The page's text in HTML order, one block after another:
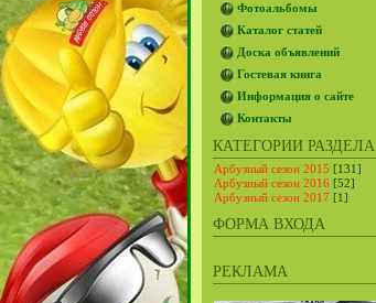
Фотоальбомы
Каталог статей
Доска объявлений
Гостевая книга
Информация о сайте
Контакты
КАТЕГОРИИ РАЗДЕЛА
Арбузный сезон 2015 [131]
Арбузный сезон 2016 [52]
Арбузный сезон 2017 [1]
ФОРМА ВХОДА
РЕКЛАМА